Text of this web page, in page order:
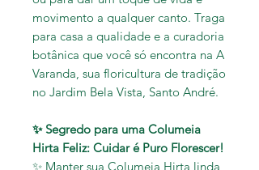
movimento a qualquer canto. Traga
para casa a qualidade e a curadoria
botânica que você só encontra na A
Varanda, sua floricultura de tradição
no Jardim Bela Vista, Santo André.
✨ Segredo para uma Columeia
Hirta Feliz: Cuidar é Puro Florescer!
✨ Manter sua Columeia Hirta linda